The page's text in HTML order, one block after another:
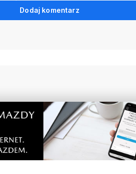
Dodaj komentarz